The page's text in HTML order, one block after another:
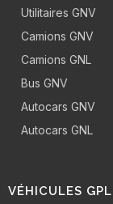
Utilitaires GNV
Camions GNV
Camions GNL
Bus GNV
Autocars GNV
Autocars GNL
VÉHICULES GPL